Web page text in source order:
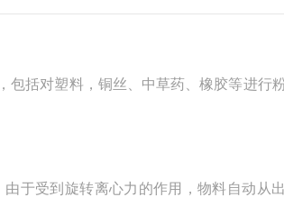
括对塑料，铜丝、中草药、橡胶等进行
于受到旋转离心力的作用，物料自动从